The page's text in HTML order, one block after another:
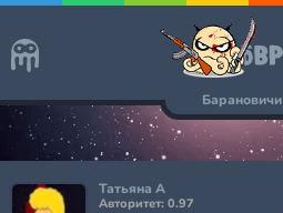
Барановичи
Татьяна А
Авторитет: 0.97